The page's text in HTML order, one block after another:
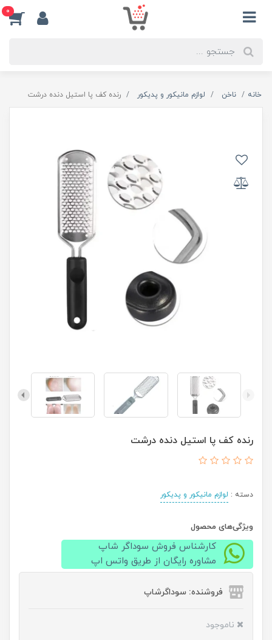
0
خانه ناخن لوازم مانیکور و پدیکور رنده کف پا استیل دنده درشت
رنده کف پا استیل دنده درشت
دسته : لوازم مانیکور و پدیکور
ویژگی‌های محصول
کارشناس فروش سوداگر شاپ
مشاوره رایگان از طریق واتس اپ
فروشنده: سوداگرشاپ
ناموجود